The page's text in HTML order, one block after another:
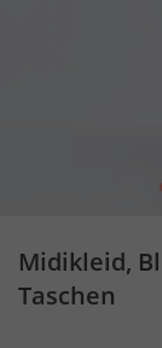
Midikleid,
Taschen